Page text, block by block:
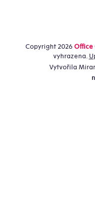
Vytvořila
Copyright 2026Office
vyhrazena.